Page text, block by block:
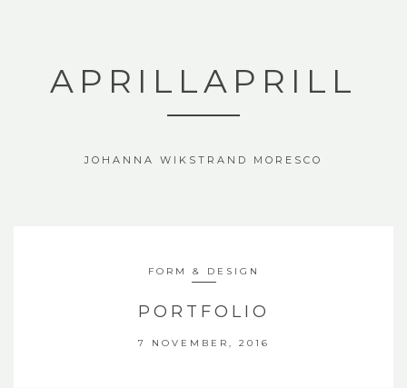
APRILLAPRILL
JOHANNA WIKSTRAND MORESCO
FORM & DESIGN
PORTFOLIO
7 NOVEMBER, 2016